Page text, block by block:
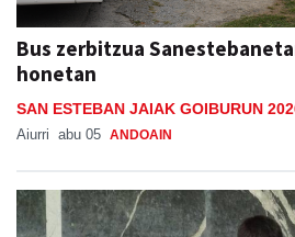
Bus zerbitzua
honetan
SAN ESTEBAN JAIAK GOIBURUN
Aiurri abu 05 ANDOAIN